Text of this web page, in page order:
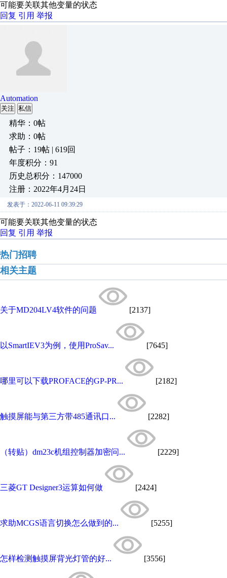
可能要关联其他变量的状态
回复 引用 举报
Automation
关注 私信
精华：0帖
求助：0帖
帖子：19帖 | 619回
年度积分：91
历史总积分：147000
注册：2022年4月24日
发表于：2022-06-11 09:39:29
可能要关联其他变量的状态
回复 引用 举报
热门招聘
相关主题
关于MD204LV4软件的问题 [2137]
以SmartIEV3为例，使用ProSav... [7645]
哪里可以下载PROFACE的GP-PR... [2182]
触摸屏能与第三方带485通讯口... [2282]
（转贴）dm23c机组控制器加密问... [2229]
三菱GT Designer3运算如何做 [2424]
求助MCGS语言切换怎么做到的... [5255]
怎样检测触摸屏背光灯管的好... [3556]